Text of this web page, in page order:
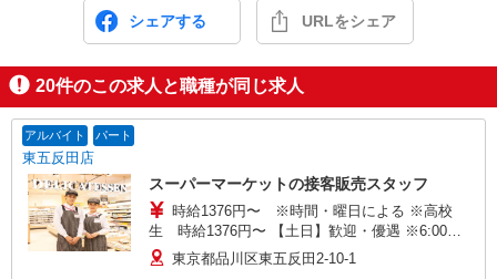
シェアする URLをシェア
20件のこの求人と職種が同じ求人
アルバイト パート
東五反田店
スーパーマーケットの接客販売スタッフ
時給1376円〜 ※時間・曜日による ※高校
生 時給1376円〜 【土日】歓迎・優遇 ※6:00〜
8:00 時給＋200円
東京都品川区東五反田2-10-1